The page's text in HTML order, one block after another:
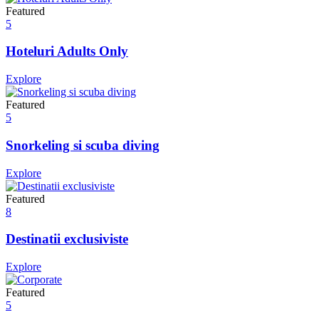
Featured
5
Hoteluri Adults Only
Explore
Featured
5
Snorkeling si scuba diving
Explore
Featured
8
Destinatii exclusiviste
Explore
Featured
5